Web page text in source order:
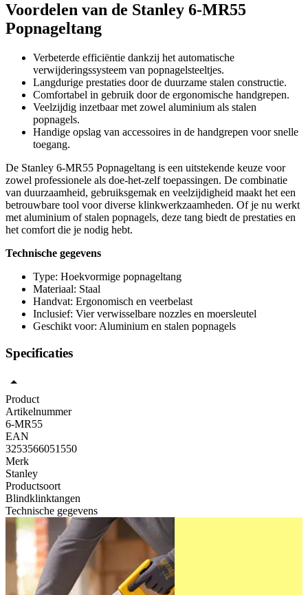
Voordelen van de Stanley 6-MR55
Popnageltang
Verbeterde efficiëntie dankzij het automatische
verwijderingssysteem van popnagelsteeltjes.
Langdurige prestaties door de duurzame stalen constructie.
Comfortabel in gebruik door de ergonomische handgrepen.
Veelzijdig inzetbaar met zowel aluminium als stalen
popnagels.
Handige opslag van accessoires in de handgrepen voor snelle
toegang.
De Stanley 6-MR55 Popnageltang is een uitstekende keuze voor
zowel professionele als doe-het-zelf toepassingen. De combinatie
van duurzaamheid, gebruiksgemak en veelzijdigheid maakt het een
betrouwbare tool voor diverse klinkwerkzaamheden. Of je nu werkt
met aluminium of stalen popnagels, deze tang biedt de prestaties en
het comfort die je nodig hebt.
Technische gegevens
Type: Hoekvormige popnageltang
Materiaal: Staal
Handvat: Ergonomisch en veerbelast
Inclusief: Vier verwisselbare nozzles en moersleutel
Geschikt voor: Aluminium en stalen popnagels
Specificaties
Product
Artikelnummer
6-MR55
EAN
3253566051550
Merk
Stanley
Productsoort
Blindklinktangen
Technische gegevens